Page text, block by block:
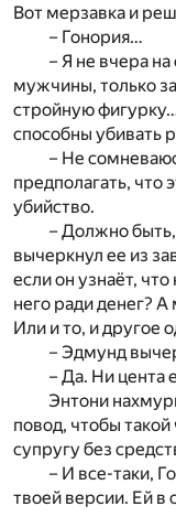
Вот мерзавка и
– Гонория…
– Я не вчера
мужчины, только
стройную
способны убивать
– Не
предполагать, что
убийство.
– Должно
вычеркнул ее из
если он узнаёт,
него ради денег?
Или и то, и другое
– Эдмунд
– Да. Ни цента
Энтони
повод, чтобы
супругу без
– И все-таки,
твоей версии. Ей в